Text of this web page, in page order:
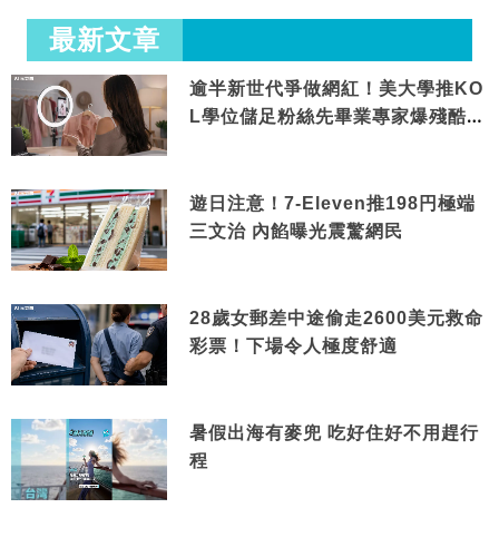
最新文章
逾半新世代爭做網紅！美大學推KO
L學位儲足粉絲先畢業專家爆殘酷現
遊日注意！7-Eleven推198円極端
三文治 內餡曝光震驚網民
28歲女郵差中途偷走2600美元救命
彩票！下場令人極度舒適
暑假出海有麥兜 吃好住好不用趕行
程